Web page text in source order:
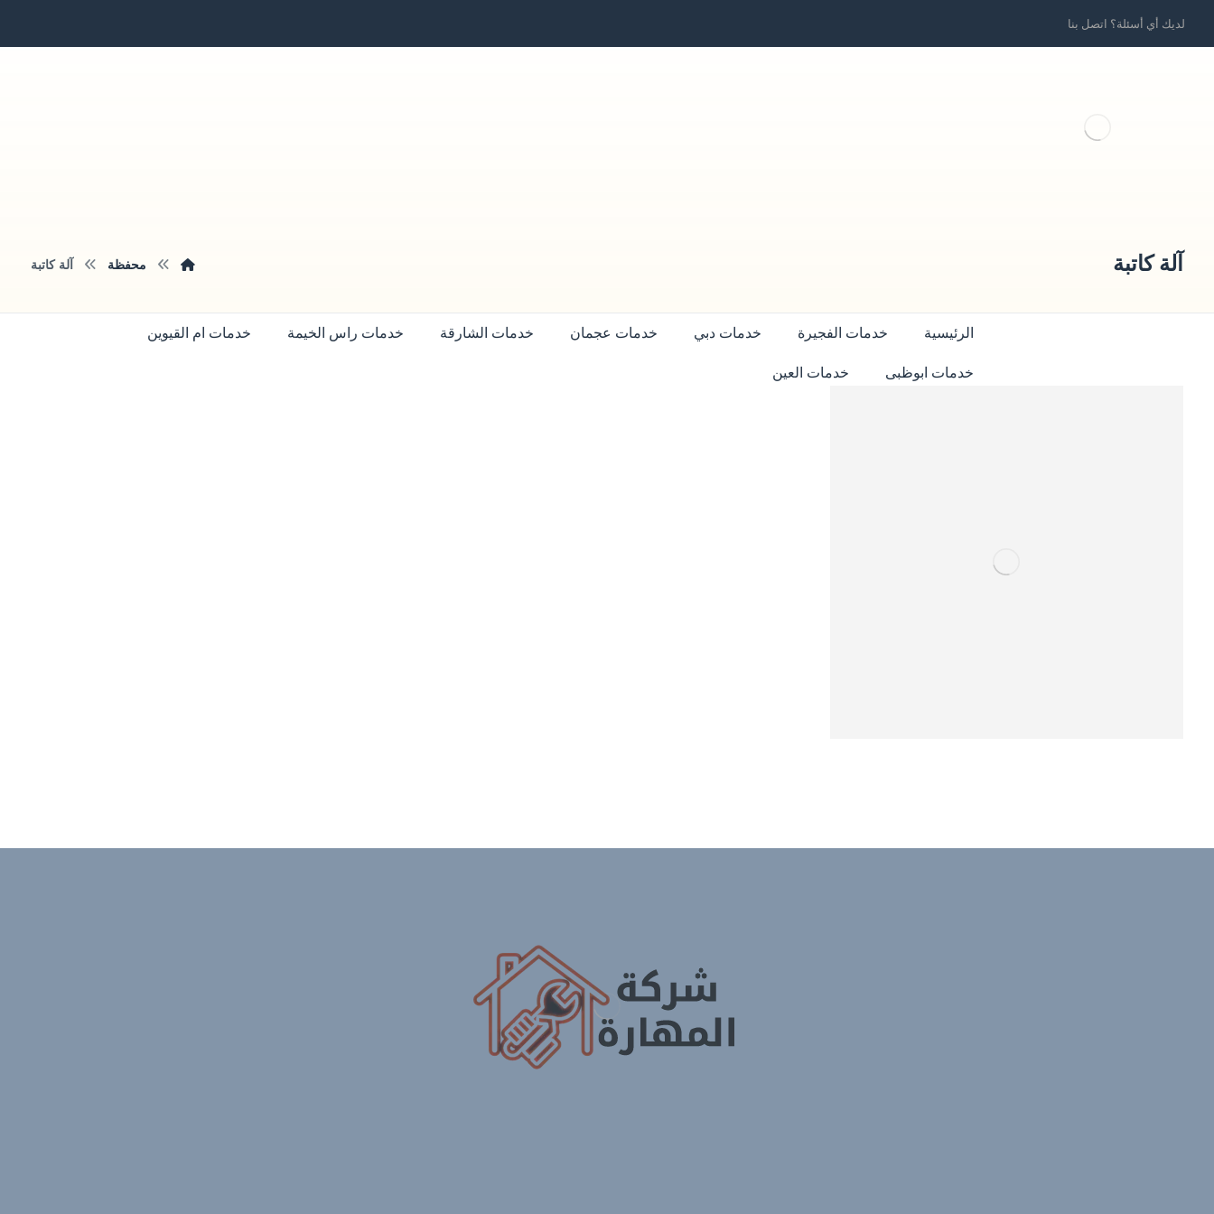
لديك أي أسئلة؟ اتصل بنا
الرئيسية خدمات الفجيرة خدمات دبي خدمات عجمان خدمات الشارقة خدمات راس الخيمة خدمات ام القيوين
خدمات ابوظبى خدمات العين
آلة كاتبة محفظة آلة كاتبة